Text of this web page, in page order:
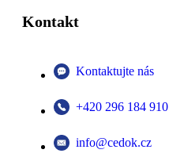
Kontakt
Kontaktujte nás
+420 296 184 910
info@cedok.cz